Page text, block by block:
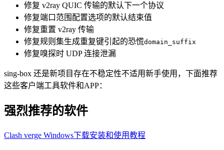
修复 v2ray QUIC 传输的默认下一个协议
修复端口范围配置选项的默认结束值
修复重置 v2ray 传输
修复规则集生成重复键引起的恐慌domain_suffix
修复嗅探时 UDP 连接泄漏
sing-box 还是新项目存在不稳定性不适用新手使用，下面推荐
这些客户端工具软件和APP：
强烈推荐的软件
Clash verge Windows下载安装和使用教程